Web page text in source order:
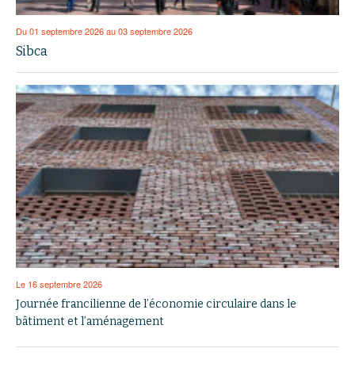
Du 01 septembre 2026 au 03 septembre 2026
Sibca
Le 16 septembre 2026
Journée francilienne de l’économie circulaire dans le
bâtiment et l’aménagement